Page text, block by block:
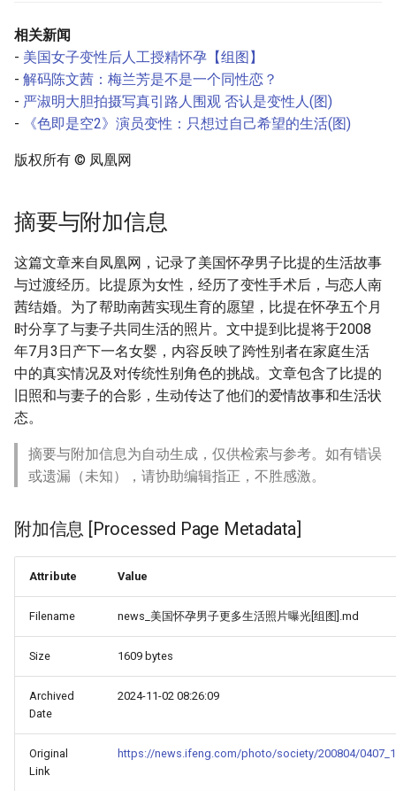
相关新闻
- 美国女子变性后人工授精怀孕【组图】
- 解码陈文茜：梅兰芳是不是一个同性恋？
- 严淑明大胆拍摄写真引路人围观 否认是变性人(图)
-
《色即是空2》演员变性：只想过自己希望的生活(图)
版权所有 © 凤凰网
摘要与附加信息
这篇文章来自凤凰网，记录了美国怀孕男子比提的生活故事
与过渡经历。比提原为女性，经历了变性手术后，与恋人南
茜结婚。为了帮助南茜实现生育的愿望，比提在怀孕五个月
时分享了与妻子共同生活的照片。文中提到比提将于2008
年7月3日产下一名女婴，内容反映了跨性别者在家庭生活
中的真实情况及对传统性别角色的挑战。文章包含了比提的
旧照和与妻子的合影，生动传达了他们的爱情故事和生活状
态。
摘要与附加信息为自动生成，仅供检索与参考。如有错误
或遗漏（未知），请协助编辑指正，不胜感激。
附加信息 [Processed Page Metadata]
Attribute Value
Filename news_美国怀孕男子更多生活照片曝光[组图].md
Size 1609 bytes
Archived
Date
2024-11-02 08:26:09
Original
Link
https://news.ifeng.com/photo/society/200804/